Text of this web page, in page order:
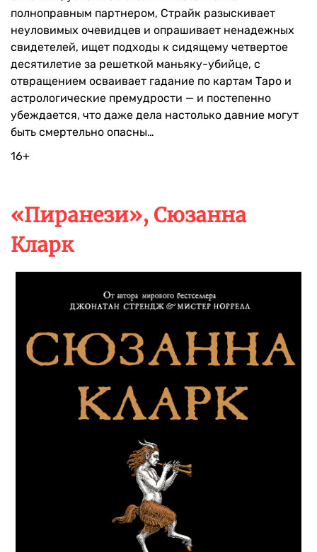
полноправным партнером, Страйк разыскивает
неуловимых очевидцев и опрашивает ненадежных
свидетелей, ищет подходы к сидящему четвертое
десятилетие за решеткой маньяку-убийце, с
отвращением осваивает гадание по картам Таро и
астрологические премудрости — и постепенно
убеждается, что даже дела настолько давние могут
быть смертельно опасны…
16+
«Пиранези», Сюзанна
Кларк